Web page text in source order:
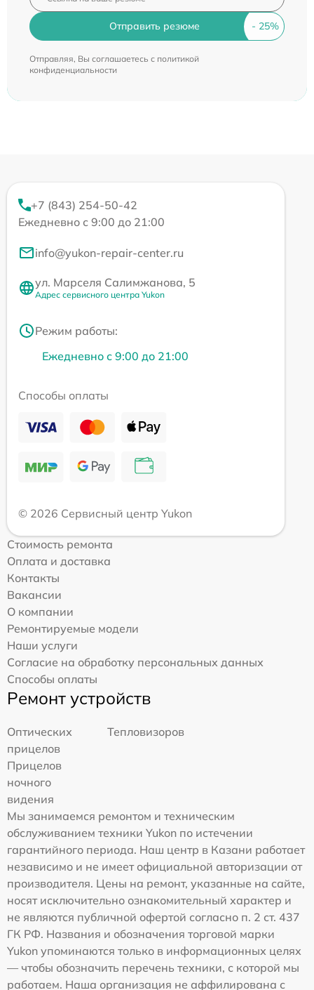
Отправить резюме
Отправляя, Вы соглашаетесь с политикой
конфиденциальности
+7 (843) 254-50-42
Ежедневно с 9:00 до 21:00
info@yukon-repair-center.ru
ул. Марселя Салимжанова, 5
Адрес сервисного центра Yukon
Режим работы:
Ежедневно с 9:00 до 21:00
Способы оплаты
© 2026 Сервисный центр Yukon
Стоимость ремонта
Оплата и доставка
Контакты
Вакансии
О компании
Ремонтируемые модели
Наши услуги
Согласие на обработку персональных данных
Способы оплаты
Ремонт устройств
Оптических
прицелов
Тепловизоров
Прицелов
ночного
видения
Мы занимаемся ремонтом и техническим
обслуживанием техники Yukon по истечении
гарантийного периода. Наш центр в Казани работает
независимо и не имеет официальной авторизации от
производителя. Цены на ремонт, указанные на сайте,
носят исключительно ознакомительный характер и
не являются публичной офертой согласно п. 2 ст. 437
ГК РФ. Названия и обозначения торговой марки
Yukon упоминаются только в информационных целях
— чтобы обозначить перечень техники, с которой мы
работаем. Наша организация не аффилирована с